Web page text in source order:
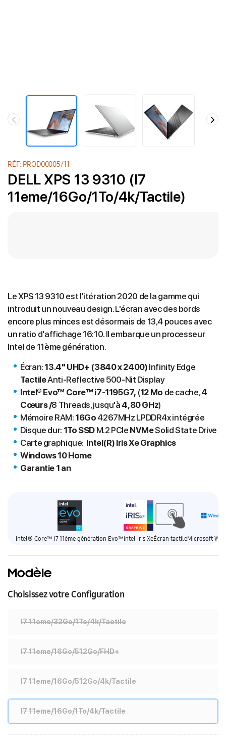
RÉF: PROD00005/11
DELL XPS 13 9310 (I7
11eme/16Go/1To/4k/Tactile)
Le XPS 13 9310 est l'itération 2020 de la gamme qui
introduit un nouveau design. L'écran avec des bords
encore plus minces est désormais de 13,4 pouces avec
un ratio d'affichage 16:10. Il embarque un processeur
Intel de 11ème génération.
Écran: 13.4" UHD+ (3840 x 2400) Infinity Edge
TactileAnti-Reflective 500-Nit Display
Intel® Evo™ Core™ i7-1195G7, (12 Mo de cache,4
Cœurs /8 Threads, jusqu'à 4,80 GHz)
Mémoire RAM: 16Go 4267MHz LPDDR4x intégrée
Disque dur: 1To SSD M.2 PCIe NVMeSolid State Drive
Carte graphique: Intel(R) Iris Xe Graphics
Windows 10 Home
Garantie 1 an
Intel® Core™ i7 11ème génération Evo™intel iris XeÉcran tactileMicrosoft
Modèle
Choisissez votre Configuration
I7 11eme/32Go/1To/4k/Tactile
I7 11eme/16Go/512Go/FHD+
I7 11eme/16Go/512Go/4k/Tactile
I7 11eme/16Go/1To/4k/Tactile